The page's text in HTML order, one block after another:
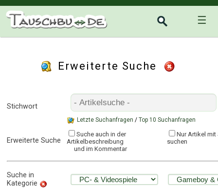
☰
Erweiterte Suche
Stichwort
Letzte Suchanfragen / Top 10 Suchanfragen
Erweiterte Suche
Suche auch in der
Artikelbeschreibung
und im Kommentar
Nur Artikel
suchen
Suche in
Kategorie